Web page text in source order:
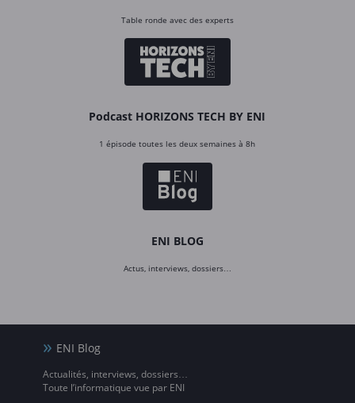
Table ronde avec des experts
Podcast HORIZONS TECH BY ENI
1 épisode toutes les deux semaines à 8h
ENI BLOG
Actus, interviews, dossiers…
ENI Blog
Actualités, interviews, dossiers…
Toute l’informatique vue par ENI